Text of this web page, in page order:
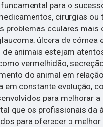
para o
cirurgias ou
problemas oculares mais
úlcera de córnea
animais estejam
vermelhidão,
do animal em
em constante evolução,
para melhorar
que os profissionais da
para oferecer o